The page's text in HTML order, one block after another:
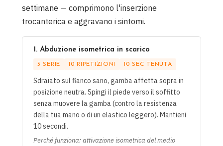
settimane — comprimono l'inserzione
trocanterica e aggravano i sintomi.
1. Abduzione isometrica in scarico
3 SERIE 10 RIPETIZIONI 10 SEC TENUTA
Sdraiato sul fianco sano, gamba affetta sopra in
posizione neutra. Spingi il piede verso il soffitto
senza muovere la gamba (contro la resistenza
della tua mano o di un elastico leggero). Mantieni
10 secondi.
Perché funziona: attivazione isometrica del medio